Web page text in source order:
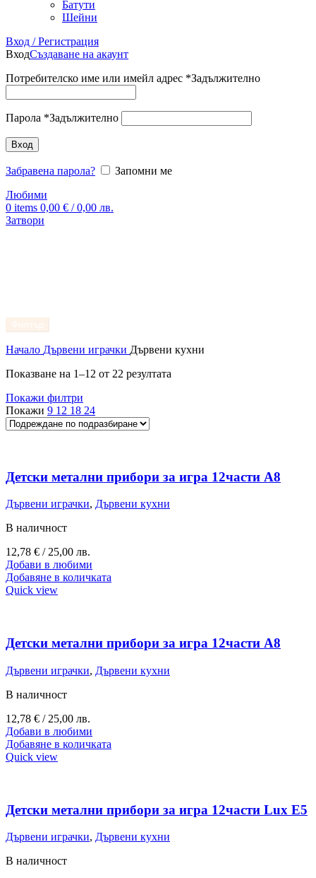
Батути
Шейни
Вход / Регистрация
ВходСъздаване на акаунт
Потребителско име или имейл адрес *Задължително
Парола *Задължително
Вход
Забравена парола?
Запомни ме
Любими
0 items 0,00 € / 0,00 лв.
Затвори
Начало Дървени играчки Дървени кухни
Показване на 1–12 от 22 резултата
Покажи филтри
Покажи 9 12 18 24
Детски метални прибори за игра 12части A8
Дървени играчки, Дървени кухни
В наличност
12,78 € / 25,00 лв.
Добави в любими
Добавяне в количката
Quick view
Детски метални прибори за игра 12части A8
Дървени играчки, Дървени кухни
В наличност
12,78 € / 25,00 лв.
Добави в любими
Добавяне в количката
Quick view
Детски метални прибори за игра 12части Lux E5
Дървени играчки, Дървени кухни
В наличност